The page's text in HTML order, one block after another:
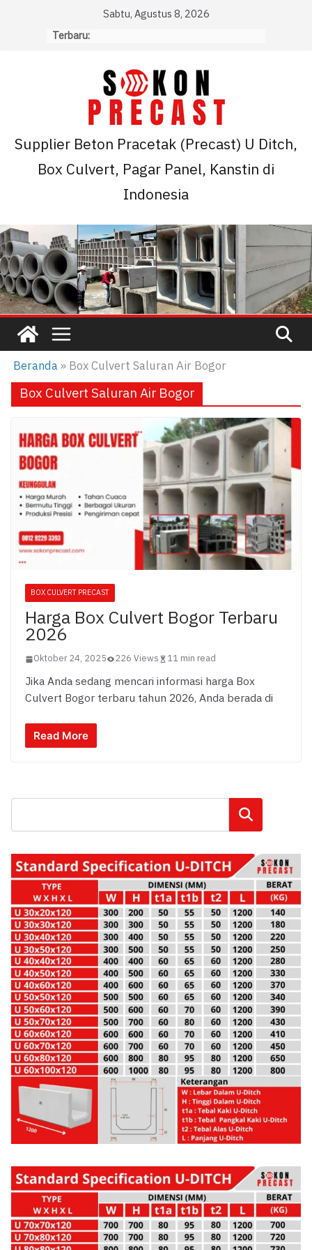
Sabtu, Agustus 8, 2026
Terbaru:
Supplier Beton Pracetak (Precast) U Ditch,
Box Culvert, Pagar Panel, Kanstin di
Indonesia
Beranda» Box Culvert Saluran Air Bogor
Box Culvert Saluran Air Bogor
BOX CULVERT PRECAST
Harga Box Culvert Bogor Terbaru
2026
Oktober 24, 2025 226 Views 11 min read
Jika Anda sedang mencari informasi harga Box
Culvert Bogor terbaru tahun 2026, Anda berada di
Read More
Cari